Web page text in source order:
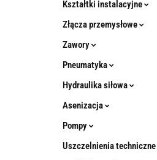
Kształtki instalacyjne
Złącza przemysłowe
Zawory
Pneumatyka
Hydraulika siłowa
Asenizacja
Pompy
Uszczelnienia techniczne